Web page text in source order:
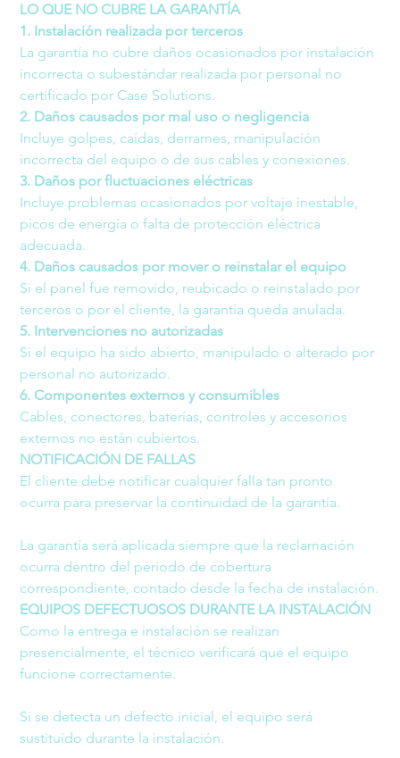
LO QUE NO CUBRE LA GARANTÍA
1. Instalación realizada por terceros
La garantía no cubre daños ocasionados por instalación
incorrecta o subestándar realizada por personal no
certificado por Case Solutions.
2. Daños causados por mal uso o negligencia
Incluye golpes, caídas, derrames, manipulación
incorrecta del equipo o de sus cables y conexiones.
3. Daños por fluctuaciones eléctricas
Incluye problemas ocasionados por voltaje inestable,
picos de energía o falta de protección eléctrica
adecuada.
4. Daños causados por mover o reinstalar el equipo
Si el panel fue removido, reubicado o reinstalado por
terceros o por el cliente, la garantía queda anulada.
5. Intervenciones no autorizadas
Si el equipo ha sido abierto, manipulado o alterado por
personal no autorizado.
6. Componentes externos y consumibles
Cables, conectores, baterías, controles y accesorios
externos no están cubiertos.
NOTIFICACIÓN DE FALLAS
El cliente debe notificar cualquier falla tan pronto
ocurra para preservar la continuidad de la garantía.
La garantía será aplicada siempre que la reclamación
ocurra dentro del periodo de cobertura
correspondiente, contado desde la fecha de instalación.
EQUIPOS DEFECTUOSOS DURANTE LA INSTALACIÓN
Como la entrega e instalación se realizan
presencialmente, el técnico verificará que el equipo
funcione correctamente.
Si se detecta un defecto inicial, el equipo será
sustituido durante la instalación.